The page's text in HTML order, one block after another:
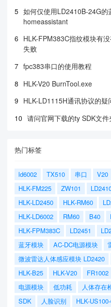
5 如何仅使用LD2410B-24G的
homeassistant
6 HLK-FPM383C指纹模块有
失败
7 fpc383串口的使用教程
8 HLK-V20 BurnTool.exe
9 HLK-LD1115H通讯协议的疑
10 请问官网下载的ty SDK文件
热门标签
ld6002 TX510 串口 V20
HLK-FM225
ZW101
HLK-LD2450
HLK-RM60
HLK-LD6002
RM60 B40
HLK-FPM383C
LD2451
蓝牙模块
AC-DC电源模块
微波雷达人体感应模块 LD2420
HLK-B25
HLK-V20 FR1002
电源模块
低功耗 人体存在
SDK
人脸识别 HLK-